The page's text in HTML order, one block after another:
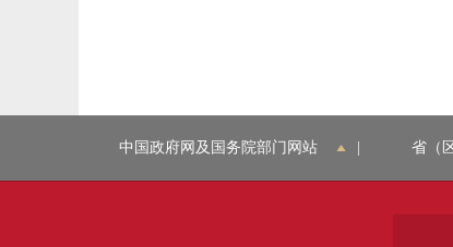
中国政府网及国务院部门网站 省（